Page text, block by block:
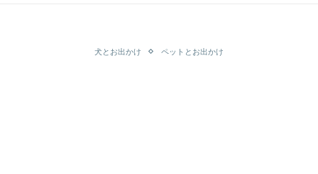
犬とお出かけ ペットとお出かけ